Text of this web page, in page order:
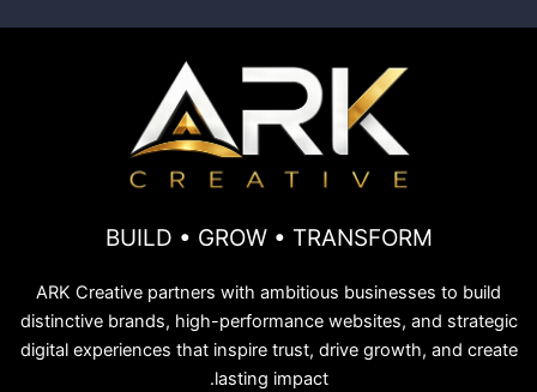
BUILD • GROW • TRANSFORM
ARK Creative partners with ambitious businesses to build
distinctive brands, high-performance websites, and strategic
digital experiences that inspire trust, drive growth, and create
lasting impact.